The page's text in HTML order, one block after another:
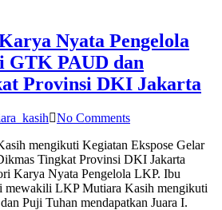
Nyata Pengelola
GTK PAUD dan
Provinsi DKI Jakarta
No Comments
mengikuti Kegiatan Ekspose Gelar
Tingkat Provinsi DKI Jakarta
Karya Nyata Pengelola LKP. Ibu
mewakili LKP Mutiara Kasih mengikuti
Puji Tuhan mendapatkan Juara I.